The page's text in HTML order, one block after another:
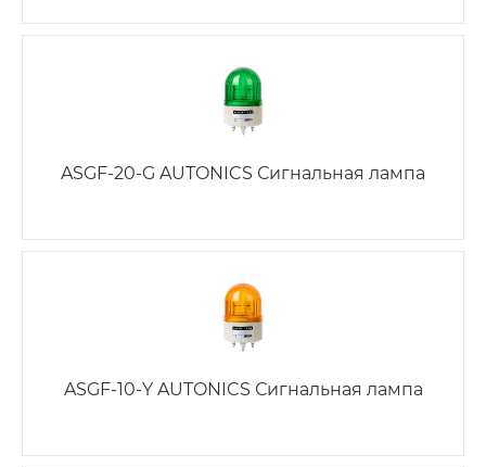
ASGF-20-G AUTONICS Сигнальная лампа
ASGF-10-Y AUTONICS Сигнальная лампа